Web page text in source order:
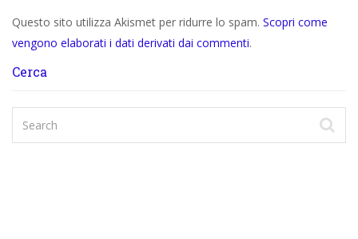
Questo sito utilizza Akismet per ridurre lo spam. Scopri come
vengono elaborati i dati derivati dai commenti.
Cerca